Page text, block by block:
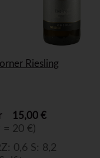
Riesling
15,00 €
= 20 €)
0,6 S: 8,2